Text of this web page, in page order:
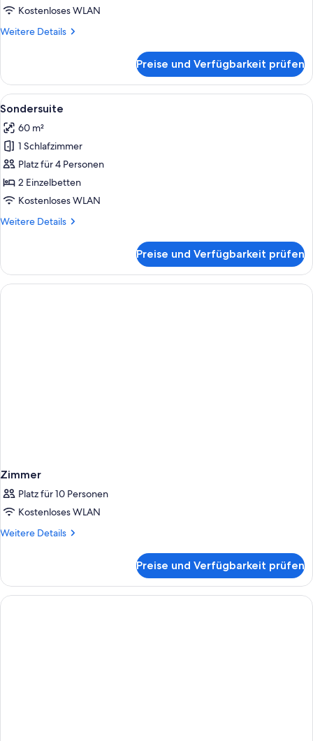
Kostenloses WLAN
Weitere Details
Weitere
Suite
Preise und Verfügbarkeit prüfen
Alle
Fotos
für
Sondersuite
anzeigen
Ein Hotelzimmer mit Balkon, einer
16
Sondersuite
60 m²
1 Schlafzimmer
Platz für 4 Personen
2 Einzelbetten
Kostenloses WLAN
Weitere Details
Weitere
Preise und Verfügbarkeit prüfen
Zimmer
Platz für 10 Personen
Kostenloses WLAN
Weitere Details
Weitere
Preise und Verfügbarkeit prüfen